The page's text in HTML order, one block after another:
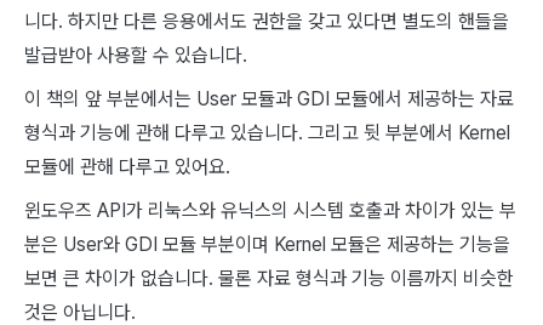
니다. 하지만 다른 응용에서도 권한을 갖고 있다면 별도의 핸들을
발급받아 사용할 수 있습니다.
이 책의 앞 부분에서는 User 모듈과 GDI 모듈에서 제공하는 자료
형식과 기능에 관해 다루고 있습니다. 그리고 뒷 부분에서 Kernel
모듈에 관해 다루고 있어요.
윈도우즈 API가 리눅스와 유닉스의 시스템 호출과 차이가 있는 부
분은 User와 GDI 모듈 부분이며 Kernel 모듈은 제공하는 기능을
보면 큰 차이가 없습니다. 물론 자료 형식과 기능 이름까지 비슷한
것은 아닙니다.